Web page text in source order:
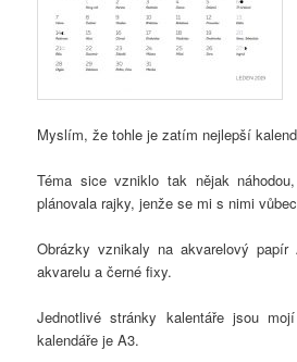
Myslím, že tohle je zatím nejlepší
Téma sice vzniklo tak nějak
plánovala rajky, jenže se mi s nimi
Obrázky vznikaly na akvarelový
akvarelu a černé fixy.
Jednotlivé stránky kalentáře jsou
kalendáře je A3.